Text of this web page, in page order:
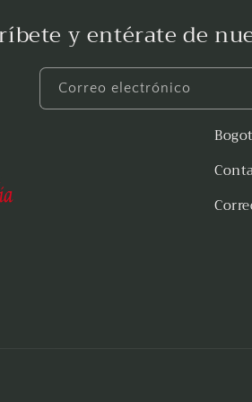
y entérate de
Correo electrónico